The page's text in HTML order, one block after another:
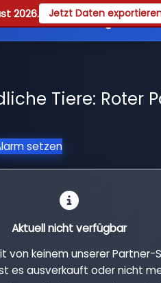
2026. Jetzt Daten
Guides
Tiere: Roter
setzen
Aktuell nicht verfügbar
von keinem unserer Partner-
es ausverkauft oder nicht